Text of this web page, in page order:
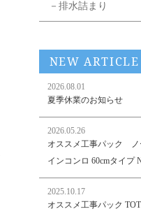
－排水詰まり
NEW ARTICLE
2026.08.01
夏季休業のお知らせ
2026.05.26
オススメ工事パック ノ
インコンロ 60cmタイプ
2025.10.17
オススメ工事パック